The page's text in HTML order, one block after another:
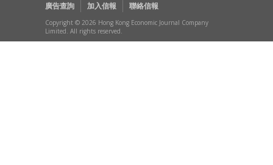
廣告查詢
加入信報 聯絡信報
Copyright © 2026 Hong Kong Economic Journal Company
Limited. All rights reserved.